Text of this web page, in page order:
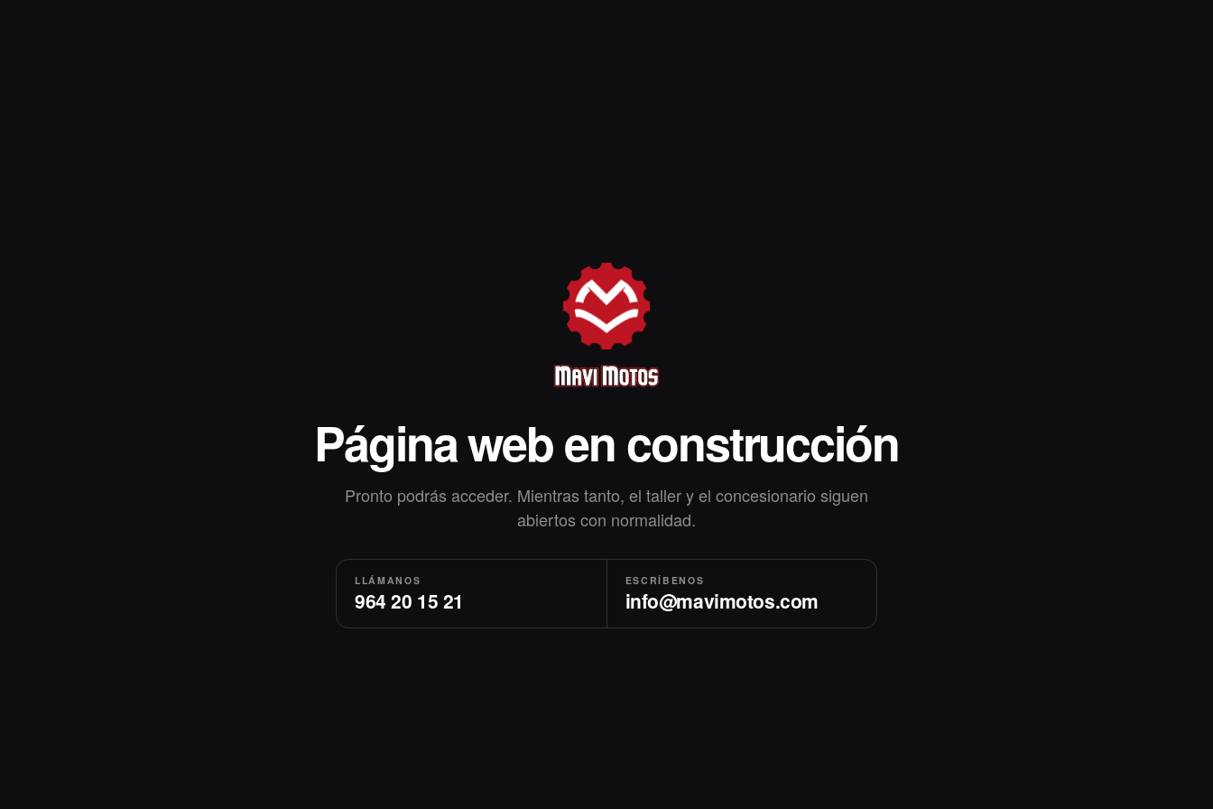
Página web en construcción
Pronto podrás acceder. Mientras tanto, el taller y el concesionario siguen
abiertos con normalidad.
LLÁMANOS
964 20 15 21
ESCRÍBENOS
info@mavimotos.com